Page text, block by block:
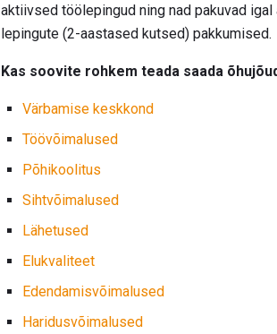
aktiivsed töölepingud ning nad pakuvad
lepingute (2-aastased kutsed) pakkumised.
Kas soovite rohkem teada saada
Värbamise keskkond
Töövõimalused
Põhikoolitus
Sihtvõimalused
Lähetused
Elukvaliteet
Edendamisvõimalused
Haridusvõimalused